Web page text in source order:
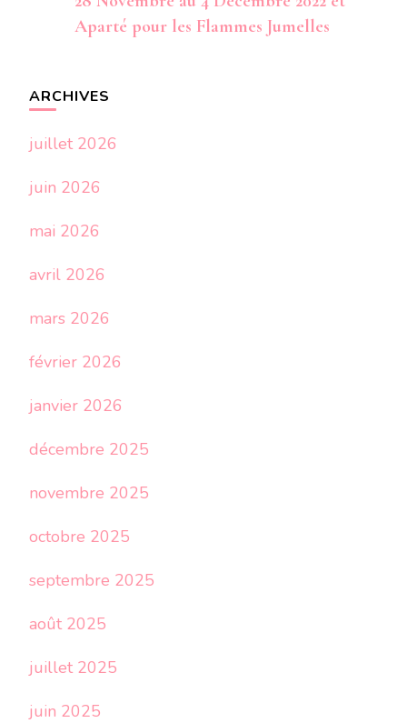
Aparté pour les Flammes Jumelles
ARCHIVES
juillet 2026
juin 2026
mai 2026
avril 2026
mars 2026
février 2026
janvier 2026
décembre 2025
novembre 2025
octobre 2025
septembre 2025
août 2025
juillet 2025
juin 2025